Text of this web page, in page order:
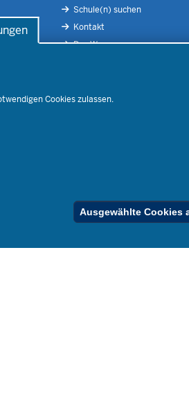
Cookies zulassen.
Ausgewählte Cookies
Schule(n) suchen
Kontakt
Der Weg zu uns
RSS-Feed